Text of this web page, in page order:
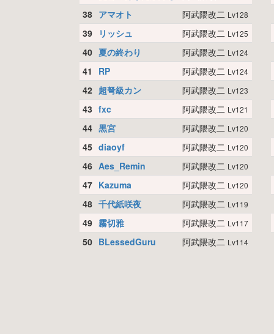
38 アマオト 阿武隈改二 Lv128
39 リッシュ 阿武隈改二 Lv125
40 夏の終わり 阿武隈改二 Lv124
41 RP 阿武隈改二 Lv124
42 超弩級カン 阿武隈改二 Lv123
43 fxc 阿武隈改二 Lv121
44 黒宮 阿武隈改二 Lv120
45 diaoyf 阿武隈改二 Lv120
46 Aes_Remin 阿武隈改二 Lv120
47 Kazuma 阿武隈改二 Lv120
48 千代紙咲夜 阿武隈改二 Lv119
49 霧切雅 阿武隈改二 Lv117
50 BLessedGuru 阿武隈改二 Lv114